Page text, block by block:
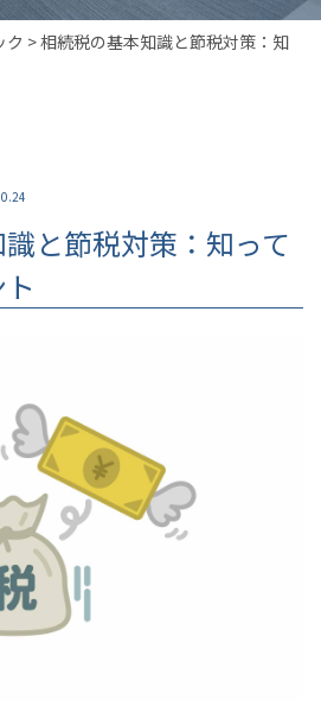
ク >相続税の基本知識と節税対策：知
と節税対策：知って